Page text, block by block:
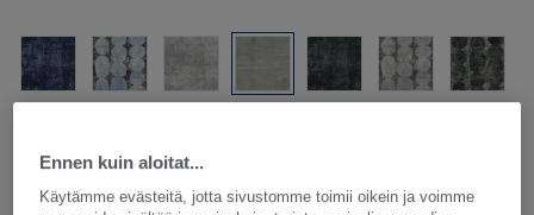
Tekstiililattia – rullatavara
Ennen kuin aloitat...
Käytämme evästeitä, jotta sivustomme toimii oikein ja voimme